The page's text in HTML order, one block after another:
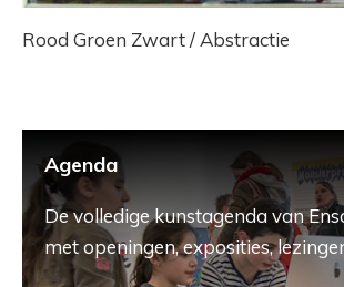
Rood Groen Zwart / Abstractie
Agenda
De volledige kunstagenda van
met openingen, exposities,